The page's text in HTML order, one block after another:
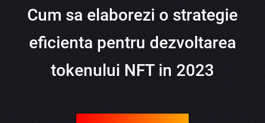
Cum sa elaborezi o strategie
eficienta pentru dezvoltarea
tokenului NFT in 2023